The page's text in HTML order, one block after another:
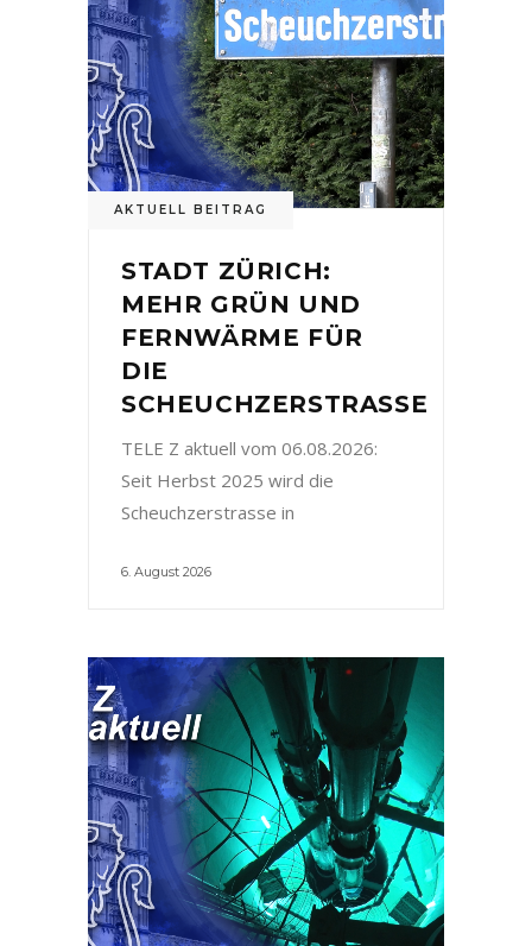
AKTUELL BEITRAG
STADT ZÜRICH:
MEHR GRÜN UND
FERNWÄRME FÜR
DIE
SCHEUCHZERSTRASSE
TELE Z aktuell vom 06.08.2026:
Seit Herbst 2025 wird die
Scheuchzerstrasse in
6. August 2026